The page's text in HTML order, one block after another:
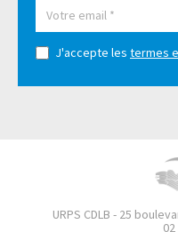
J'accepte les termes
URPS CDLB - 25